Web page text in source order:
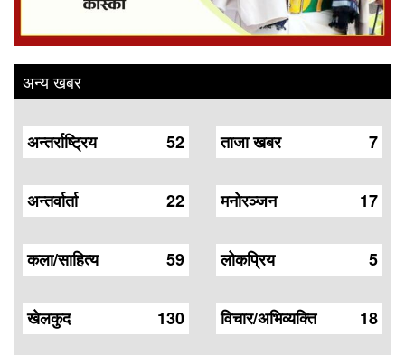
अन्य खबर
52
अन्तर्राष्ट्रिय
22
अन्तर्वार्ता
59
कला/साहित्य
130
खेलकुद
7
ताजा खबर
17
मनोरञ्जन
5
लोकप्रिय
18
विचार/अभिव्यक्ति